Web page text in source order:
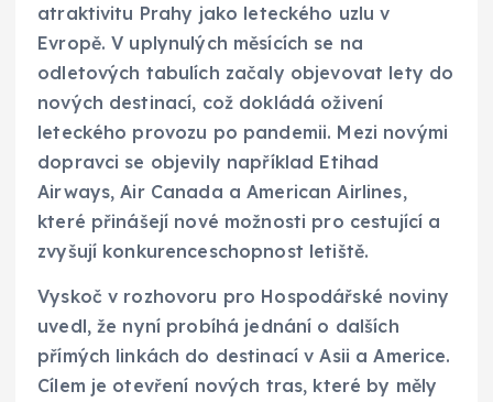
atraktivitu Prahy jako leteckého uzlu v
Evropě. V uplynulých měsících se na
odletových tabulích začaly objevovat lety do
nových destinací, což dokládá oživení
leteckého provozu po pandemii. Mezi novými
dopravci se objevily například Etihad
Airways, Air Canada a American Airlines,
které přinášejí nové možnosti pro cestující a
zvyšují konkurenceschopnost letiště.
Vyskoč v rozhovoru pro Hospodářské noviny
uvedl, že nyní probíhá jednání o dalších
přímých linkách do destinací v Asii a Americe.
Cílem je otevření nových tras, které by měly